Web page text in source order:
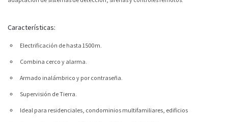
Características:
Electrificación de hasta 1500m.
Combina cerco y alarma.
Armado inalámbrico y por contraseña.
Supervisión de Tierra.
Ideal para residenciales, condominios multifamiliares, edificios